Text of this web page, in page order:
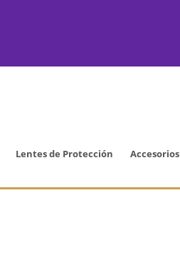
Lentes de Protección Accesorios